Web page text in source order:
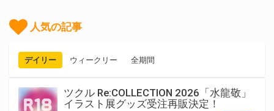
人気の記事
デイリー ウィークリー 全期間
ツクル Re:COLLECTION 2026「水龍敬」
イラスト展グッズ受注再販決定！